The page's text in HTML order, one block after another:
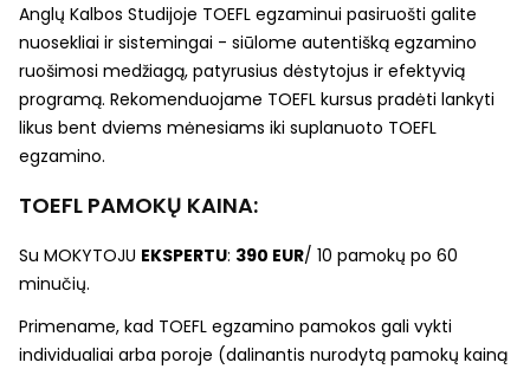
Anglų Kalbos Studijoje TOEFL egzaminui pasiruošti galite
nuosekliai ir sistemingai - siūlome autentišką egzamino
ruošimosi medžiagą, patyrusius dėstytojus ir efektyvią
programą. Rekomenduojame TOEFL kursus pradėti lankyti
likus bent dviems mėnesiams iki suplanuoto TOEFL
egzamino.
TOEFL PAMOKŲ KAINA:
Su MOKYTOJU EKSPERTU: 390 EUR/ 10 pamokų po 60
minučių.
Primename, kad TOEFL egzamino pamokos gali vykti
individualiai arba poroje (dalinantis nurodytą pamokų kainą